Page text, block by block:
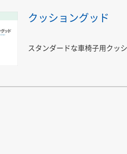
クッショングッド
スタンダードな車椅子用クッ